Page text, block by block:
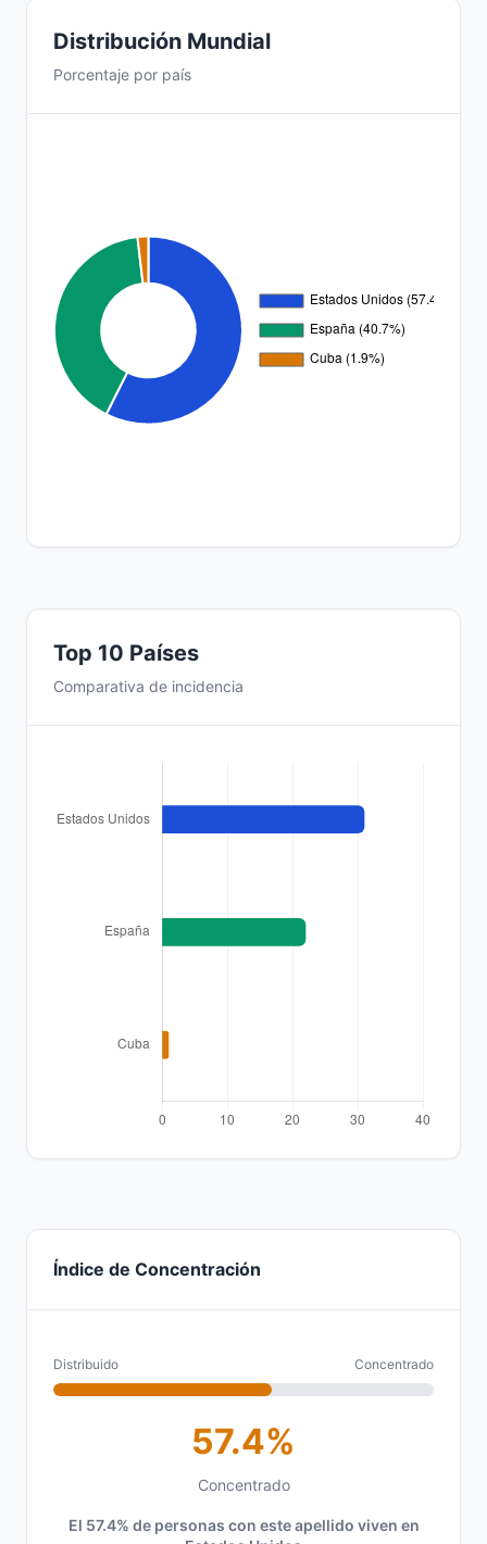
Distribución Mundial
Porcentaje por país
Top 10 Países
Comparativa de incidencia
Índice de Concentración
Distribuido Concentrado
57.4%
Concentrado
El 57.4% de personas con este apellido viven en